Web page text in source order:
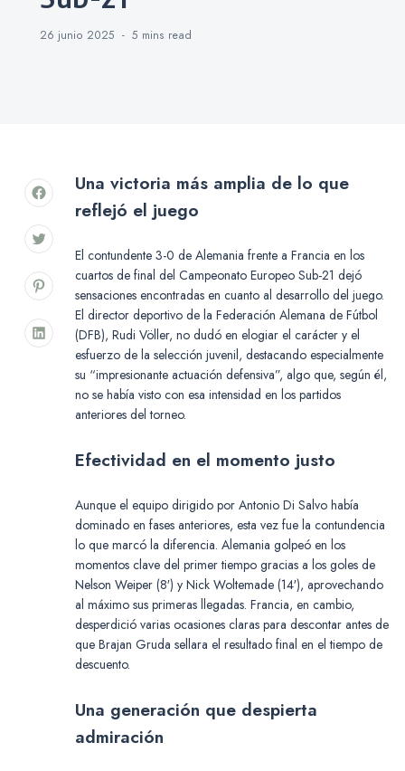
26 junio 2025 5 mins read
Una victoria más amplia de lo que
reflejó el juego
El contundente 3-0 de Alemania frente a Francia en los
cuartos de final del Campeonato Europeo Sub-21 dejó
sensaciones encontradas en cuanto al desarrollo del juego.
El director deportivo de la Federación Alemana de Fútbol
(DFB), Rudi Völler, no dudó en elogiar el carácter y el
esfuerzo de la selección juvenil, destacando especialmente
su “impresionante actuación defensiva”, algo que, según él,
no se había visto con esa intensidad en los partidos
anteriores del torneo.
Efectividad en el momento justo
Aunque el equipo dirigido por Antonio Di Salvo había
dominado en fases anteriores, esta vez fue la contundencia
lo que marcó la diferencia. Alemania golpeó en los
momentos clave del primer tiempo gracias a los goles de
Nelson Weiper (8′) y Nick Woltemade (14′), aprovechando
al máximo sus primeras llegadas. Francia, en cambio,
desperdició varias ocasiones claras para descontar antes de
que Brajan Gruda sellara el resultado final en el tiempo de
descuento.
Una generación que despierta
admiración